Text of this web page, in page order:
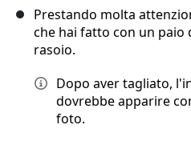
Prestando molta
che hai fatto con un paio
rasoio.
Dopo aver tagliato,
dovrebbe apparire
foto.